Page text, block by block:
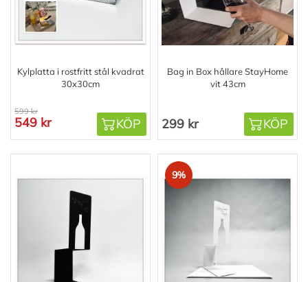
Kylplatta i rostfritt stål kvadrat
30x30cm
599 kr
549 kr KÖP
Bag in Box hållare StayHome
vit 43cm
299 kr KÖP
9%